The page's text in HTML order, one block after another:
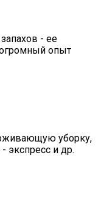
- ее
опыт
уборку,
экспресс и др.